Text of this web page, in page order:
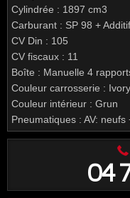
Cylindrée : 1897 cm3
Carburant : SP 98 + Additif
CV Din : 105
CV fiscaux : 11
Boîte : Manuelle 4
Couleur carrosserie :
Couleur intérieur : Grun
Pneumatiques : AV: neufs
04